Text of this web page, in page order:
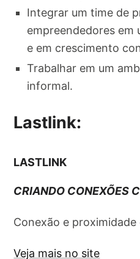
Integrar um time de
empreendedores em
e em crescimento
Trabalhar em um
informal.
Lastlink:
LASTLINK
CRIANDO CONEXÕES
Conexão e
Veja mais no site